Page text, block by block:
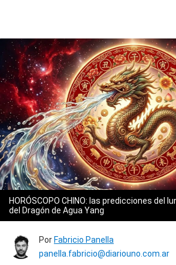
HORÓSCOPO CHINO: las predicciones del
del Dragón de Agua Yang
Por Fabricio Panella
panella.fabricio@diariouno.com.ar